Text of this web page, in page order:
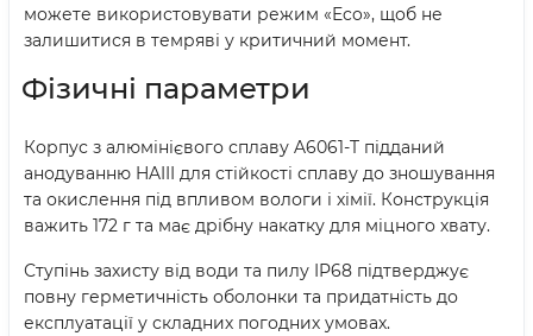
можете використовувати режим «Eco», щоб не
залишитися в темряві у критичний момент.
Фізичні параметри
Корпус з алюмінієвого сплаву A6061-T підданий
анодуванню HAIII для стійкості сплаву до зношування
та окислення під впливом вологи і хімії. Конструкція
важить 172 г та має дрібну накатку для міцного хвату.
Ступінь захисту від води та пилу IP68 підтверджує
повну герметичність оболонки та придатність до
експлуатації у складних погодних умовах.